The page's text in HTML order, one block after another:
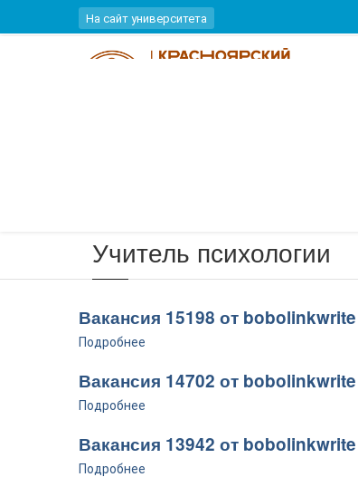
Перейти к основному содержанию
На сайт университета
Учитель психологии
Вакансия 15198 от bobolinkwrite
Подробнее
Вакансия 14702 от bobolinkwrite
Подробнее
Вакансия 13942 от bobolinkwrite
Подробнее